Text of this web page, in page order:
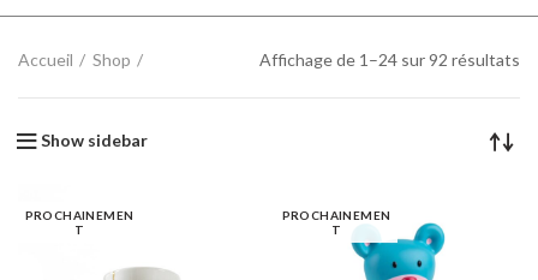
Accueil Shop Affichage de 1–24 sur 92 résultats
Show sidebar
PROCHAINEMEN
T
PROCHAINEMEN
T